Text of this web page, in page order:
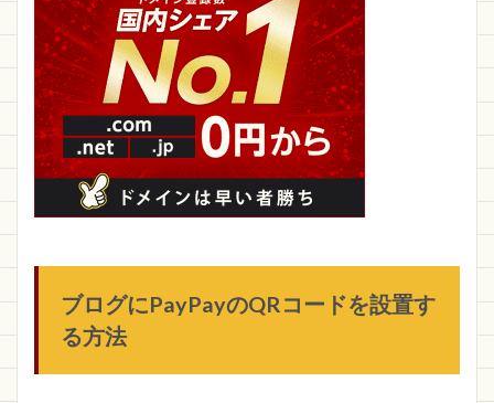
ブログにPayPayのQRコードを設置す
る方法